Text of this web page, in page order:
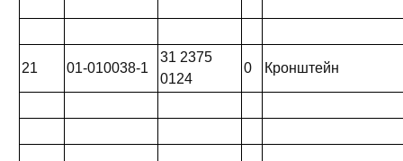
21 01-010038-1
31 2375
0124
0 Кронштейн